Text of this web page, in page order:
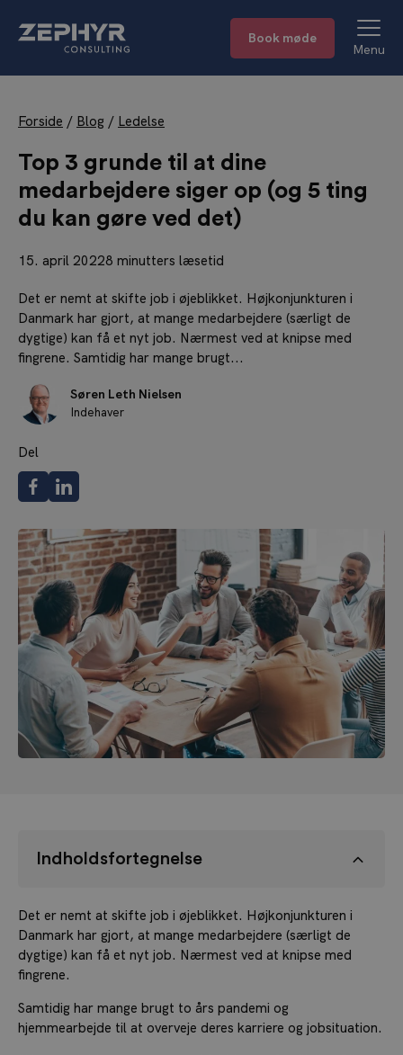
Book møde
Menu
Forside / Blog / Ledelse
Top 3 grunde til at dine
medarbejdere siger op (og 5 ting
du kan gøre ved det)
15. april 20228 minutters læsetid
Det er nemt at skifte job i øjeblikket. Højkonjunkturen i
Danmark har gjort, at mange medarbejdere (særligt de
dygtige) kan få et nyt job. Nærmest ved at knipse med
fingrene. Samtidig har mange brugt...
Søren Leth Nielsen
Indehaver
Del
Indholdsfortegnelse
Det er nemt at skifte job i øjeblikket. Højkonjunkturen i
Danmark har gjort, at mange medarbejdere (særligt de
dygtige) kan få et nyt job. Nærmest ved at knipse med
fingrene.
Samtidig har mange brugt to års pandemi og
hjemmearbejde til at overveje deres karriere og jobsituation.